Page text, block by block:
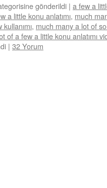
gönderildi | a few a
a little konu anlatımı, much
, much many a lot of
of a few a little konu anlatımı
| 32 Yorum